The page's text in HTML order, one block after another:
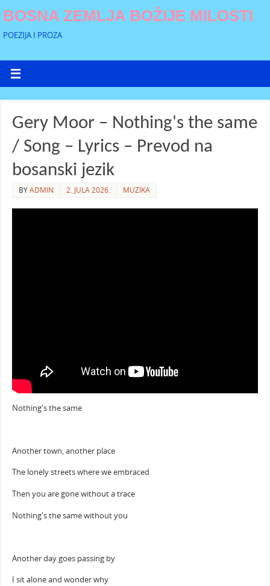
BOSNA ZEMLJA BOŽIJE MILOSTI
POEZIJA I PROZA
Gery Moor – Nothing's the same
/ Song – Lyrics – Prevod na
bosanski jezik
BYADMIN 2. JULA 2026. MUZIKA
Nothing's the same
Another town, another place
The lonely streets where we embraced
Then you are gone without a trace
Nothing's the same without you
Another day goes passing by
I sit alone and wonder why